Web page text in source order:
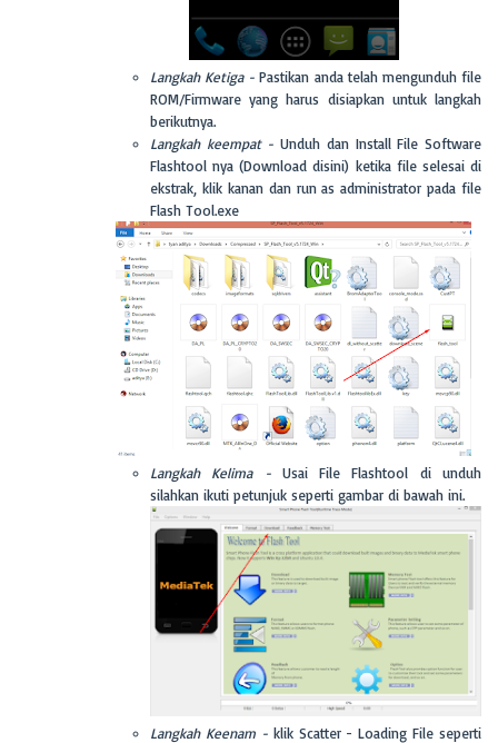
Langkah Ketiga -Pastikan anda telah mengunduh file
ROM/Firmware yang harus disiapkan untuk langkah
berikutnya.
Langkah keempat -Unduh dan Install File Software
Flashtool nya (Download disini) ketika file selesai di
ekstrak, klik kanan dan run as administrator pada file
Flash Tool.exe
Langkah Kelima - Usai File Flashtool di unduh
silahkan ikuti petunjuk seperti gambar di bawah ini.
Langkah Keenam - klik Scatter - Loading File seperti